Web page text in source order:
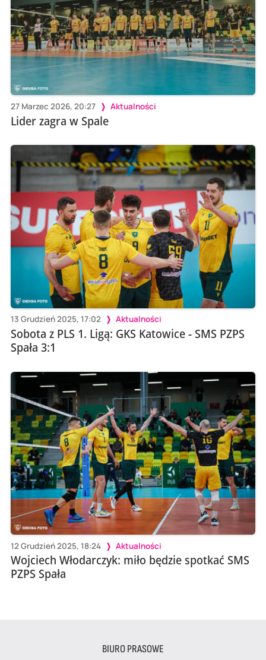
27 Marzec 2026, 20:27 Aktualności
Lider zagra w Spale
13 Grudzień 2025, 17:02 Aktualności
Sobota z PLS 1. Ligą: GKS Katowice - SMS PZPS
Spała 3:1
12 Grudzień 2025, 18:24 Aktualności
Wojciech Włodarczyk: miło będzie spotkać SMS
PZPS Spała
BIURO PRASOWE